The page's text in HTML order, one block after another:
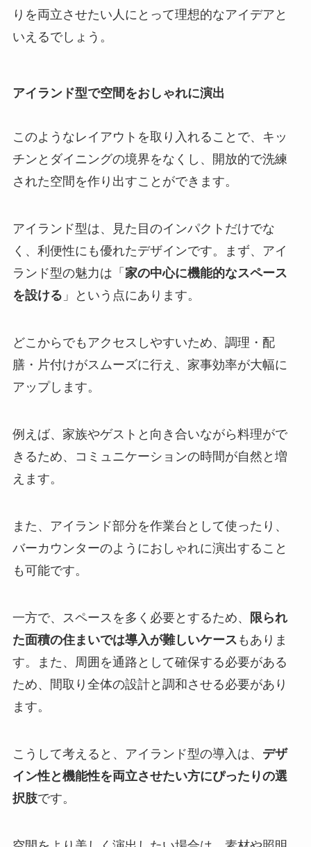
りを両立させたい人にとって理想的なアイデアと
いえるでしょう。
アイランド型で空間をおしゃれに演出
このようなレイアウトを取り入れることで、キッ
チンとダイニングの境界をなくし、開放的で洗練
された空間を作り出すことができます。
アイランド型は、見た目のインパクトだけでな
く、利便性にも優れたデザインです。まず、アイ
ランド型の魅力は「 家の中心に機能的なスペース
を設ける 」という点にあります。
どこからでもアクセスしやすいため、調理・配
膳・片付けがスムーズに行え、家事効率が大幅に
アップします。
例えば、家族やゲストと向き合いながら料理がで
きるため、コミュニケーションの時間が自然と増
えます。
また、アイランド部分を作業台として使ったり、
バーカウンターのようにおしゃれに演出すること
も可能です。
一方で、スペースを多く必要とするため、
限られ
た面積の住まいでは導入が難しいケース もありま
す。また、周囲を通路として確保する必要がある
ため、間取り全体の設計と調和させる必要があり
ます。
こうして考えると、アイランド型の導入は、 デザ
イン性と機能性を両立させたい方にぴったりの選
択肢です。